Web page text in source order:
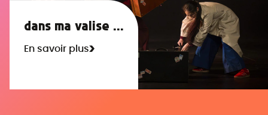
dans ma valise ...
En savoir plus